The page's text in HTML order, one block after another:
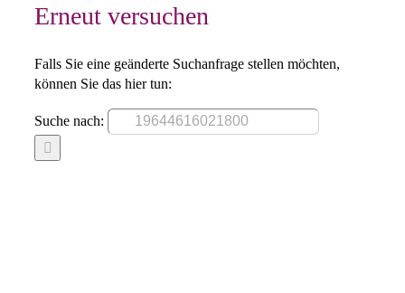
Erneut versuchen
Falls Sie eine geänderte Suchanfrage stellen möchten,
können Sie das hier tun:
Suche nach: